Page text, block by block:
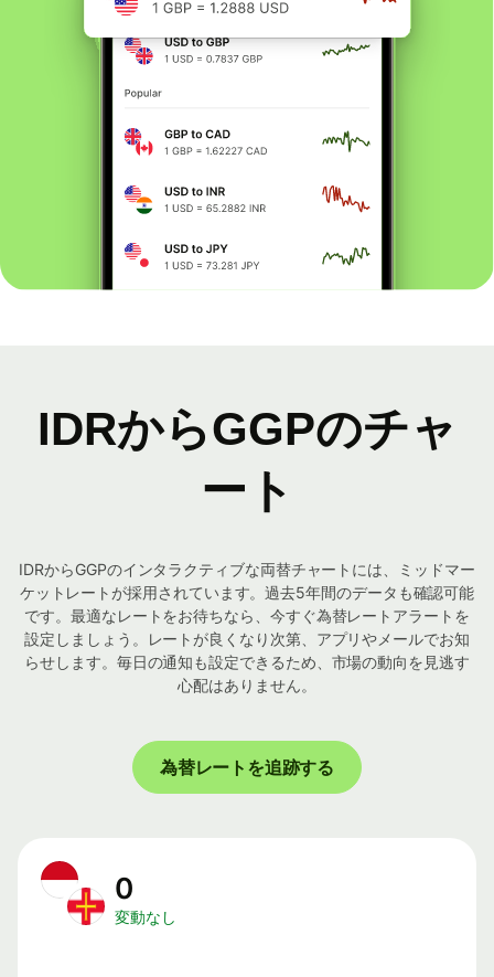
IDRからGGPのチャ
ート
IDRからGGPのインタラクティブな両替チャートには、ミッドマー
ケットレートが採用されています。過去5年間のデータも確認可能
です。最適なレートをお待ちなら、今すぐ為替レートアラートを
設定しましょう。レートが良くなり次第、アプリやメールでお知
らせします。毎日の通知も設定できるため、市場の動向を見逃す
心配はありません。
為替レートを追跡する
0
変動なし